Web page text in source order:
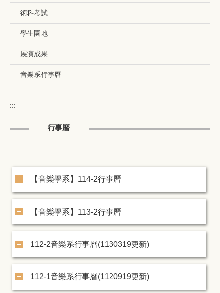
術科考試
學生園地
展演成果
音樂系行事曆
:::
行事曆
【音樂學系】114-2行事曆
【音樂學系】113-2行事曆
112-2音樂系行事曆(1130319更新)
112-1音樂系行事曆(1120919更新)